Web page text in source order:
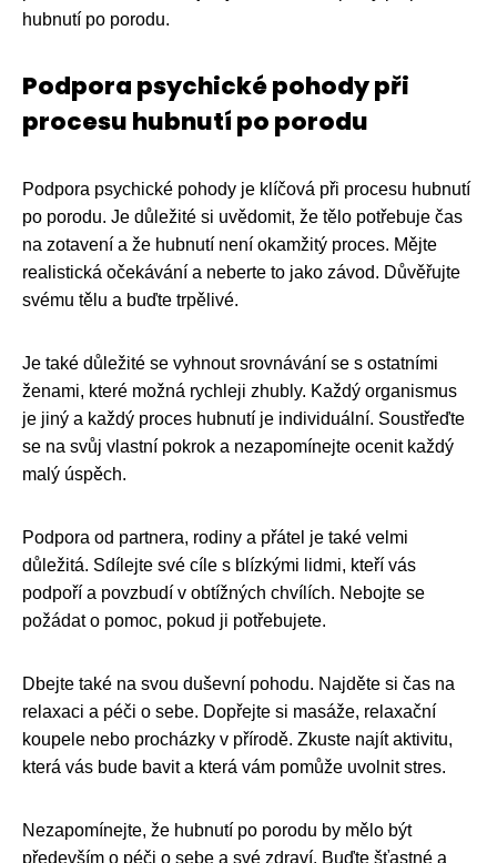
hubnutí po porodu.
Podpora psychické pohody při
procesu hubnutí po porodu
Podpora psychické pohody je klíčová při procesu hubnutí
po porodu. Je důležité si uvědomit, že tělo potřebuje čas
na zotavení a že hubnutí není okamžitý proces. Mějte
realistická očekávání a neberte to jako závod. Důvěřujte
svému tělu a buďte trpělivé.
Je také důležité se vyhnout srovnávání se s ostatními
ženami, které možná rychleji zhubly. Každý organismus
je jiný a každý proces hubnutí je individuální. Soustřeďte
se na svůj vlastní pokrok a nezapomínejte ocenit každý
malý úspěch.
Podpora od partnera, rodiny a přátel je také velmi
důležitá. Sdílejte své cíle s blízkými lidmi, kteří vás
podpoří a povzbudí v obtížných chvílích. Nebojte se
požádat o pomoc, pokud ji potřebujete.
Dbejte také na svou duševní pohodu. Najděte si čas na
relaxaci a péči o sebe. Dopřejte si masáže, relaxační
koupele nebo procházky v přírodě. Zkuste najít aktivitu,
která vás bude bavit a která vám pomůže uvolnit stres.
Nezapomínejte, že hubnutí po porodu by mělo být
především o péči o sebe a své zdraví. Buďte šťastné a